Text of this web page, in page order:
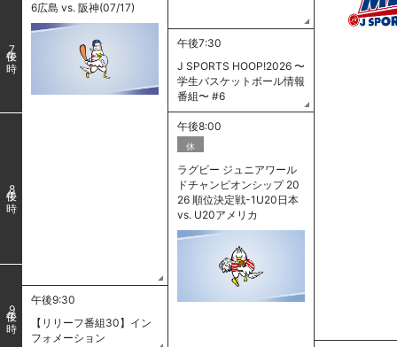
6広島 vs. 阪神(07/17)
7
午後7:30
J SPORTS HOOP!2026 〜
学生バスケットボール情報
番組〜 #6
8
午後8:00
休
ラグビー ジュニアワール
ドチャンピオンシップ 20
26 順位決定戦-1U20日本
vs. U20アメリカ
9
午後9:30
【リリーフ番組30】イン
フォメーション